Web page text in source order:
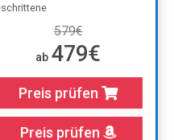
579€
ab 479€
Preis prüfen
Preis prüfen